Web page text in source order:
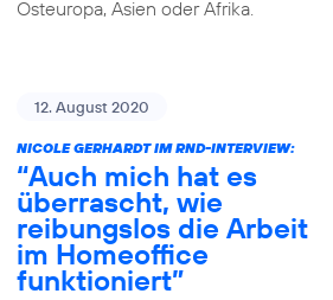
Osteuropa, Asien oder Afrika.
12. August 2020
NICOLE GERHARDT IM RND-INTERVIEW:
“Auch mich hat es
überrascht, wie
reibungslos die Arbeit
im Homeoffice
funktioniert”